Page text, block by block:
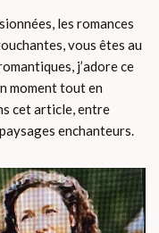
les romances
vous êtes au
j’adore ce
moment tout en
cet article, entre
enchanteurs.